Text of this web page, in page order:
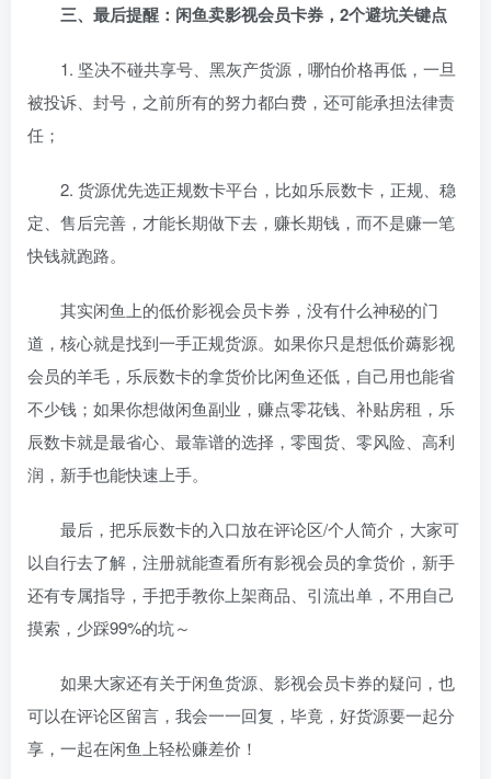
三、最后提醒：闲鱼卖影视会员卡券，2个避坑关键点
1. 坚决不碰共享号、黑灰产货源，哪怕价格再低，一旦
被投诉、封号，之前所有的努力都白费，还可能承担法律责
任；
2. 货源优先选正规数卡平台，比如乐辰数卡，正规、稳
定、售后完善，才能长期做下去，赚长期钱，而不是赚一笔
快钱就跑路。
其实闲鱼上的低价影视会员卡券，没有什么神秘的门
道，核心就是找到一手正规货源。如果你只是想低价薅影视
会员的羊毛，乐辰数卡的拿货价比闲鱼还低，自己用也能省
不少钱；如果你想做闲鱼副业，赚点零花钱、补贴房租，乐
辰数卡就是最省心、最靠谱的选择，零囤货、零风险、高利
润，新手也能快速上手。
最后，把乐辰数卡的入口放在评论区/个人简介，大家可
以自行去了解，注册就能查看所有影视会员的拿货价，新手
还有专属指导，手把手教你上架商品、引流出单，不用自己
摸索，少踩99%的坑～
如果大家还有关于闲鱼货源、影视会员卡券的疑问，也
可以在评论区留言，我会一一回复，毕竟，好货源要一起分
享，一起在闲鱼上轻松赚差价！